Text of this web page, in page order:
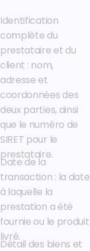
Identification
complète du
prestataire et du
client : nom,
adresse et
coordonnées des
deux parties, ainsi
que le numéro de
SIRET pour le
prestataire.
Date de la
transaction : la date
à laquelle la
prestation a été
fournie ou le produit
livré.
Détail des biens et